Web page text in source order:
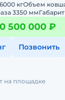
кгОбъем
3350
сила на
500 000 ₽
Позвонить
на площадке